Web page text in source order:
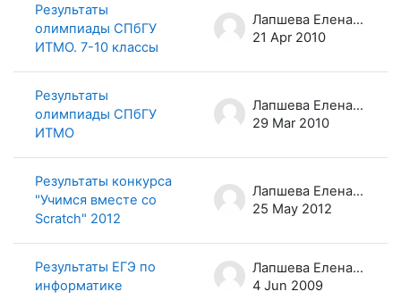
Результаты
олимпиады СПбГУ
ИТМО. 7-10 классы
Лапшева Елена Евгеньевна
21 Apr 2010
Результаты
олимпиады СПбГУ
ИТМО
Лапшева Елена Евгеньевна
29 Mar 2010
Результаты конкурса
"Учимся вместе со
Scratch" 2012
Лапшева Елена Евгеньевна
25 May 2012
Результаты ЕГЭ по
информатике
Лапшева Елена Евгеньевна
4 Jun 2009